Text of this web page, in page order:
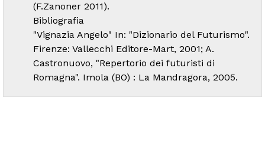
(F.Zanoner 2011).
Bibliografia
"Vignazia Angelo" In: "Dizionario del Futurismo".
Firenze: Vallecchi Editore-Mart, 2001; A.
Castronuovo, "Repertorio dei futuristi di
Romagna". Imola (BO) : La Mandragora, 2005.